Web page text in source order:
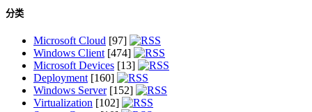
分类
Microsoft Cloud [97]
Windows Client[474]
Microsoft Devices [13]
Deployment[160]
Windows Server[152]
Virtualization [102]